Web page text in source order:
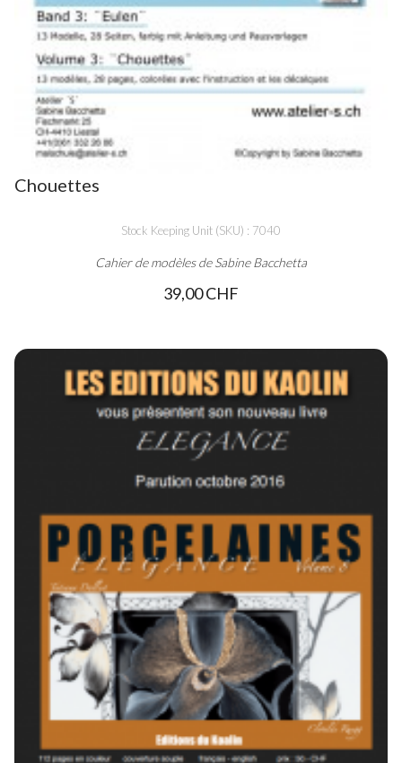
Chouettes
Stock Keeping Unit (SKU) : 7040
Cahier de modèles de Sabine Bacchetta
39,00 CHF